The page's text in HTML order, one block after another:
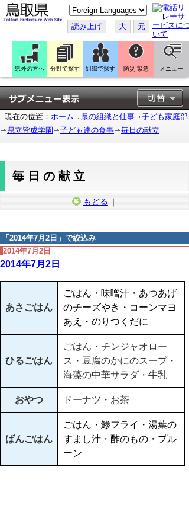
こ
の
ペ
ー
ジ
翻
訳
す
る
読み上げ 大 元
県外の方へ 分野で探す 組織で探す 防災 緊急 メニュー
現在の位置： ホーム 県の組織と仕事
子ども家庭部
県立皆成学園
子ども達の食事 毎日の献立
毎日の献立
もどる ｜
「 2014年7月2日 」で絞込み
2014年7月2日
2014年7月2日
あさごはん
ごはん・味噌汁・あつあげ
のチーズやき・コーンマヨ
あえ・のりつくだに
ひるごはん
ごはん・チンジャオロー
ス・豆腐のかにのスープ・
海藻の中華サラダ・牛乳
おやつ ドーナツ・お茶
ばんごはん
ごはん・鯵フライ・湯葉の
すまし汁・酢のもの・プル
ーン